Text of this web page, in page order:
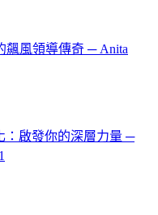
飆風領導傳奇 ─ Anita
：啟發你的深層力量 ─